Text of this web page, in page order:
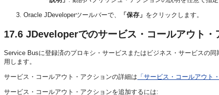
Oracle JDeveloperツールバーで、 「保存」 をクリックします。
17.6 JDeveloperでのサービス・コールアウト・
Service Busに登録済のプロキシ・サービスまたはビジネス・サービスの
用します。
サービス・コールアウト・アクションの詳細は 「サービス・コールアウト
サービス・コールアウト・アクションを追加するには: